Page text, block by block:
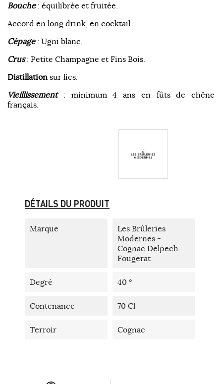
Bouche: équilibrée et fruitée.
Accord en long drink, en cocktail.
Cépage: Ugni blanc.
Crus: Petite Champagne et Fins Bois.
Distillation sur lies.
Vieillissement: minimum 4 ans en fûts de chêne
français.
DÉTAILS DU PRODUIT
Marque
Les Brûleries
Modernes -
Cognac Delpech
Fougerat
Degré 40 °
Contenance 70 Cl
Terroir Cognac